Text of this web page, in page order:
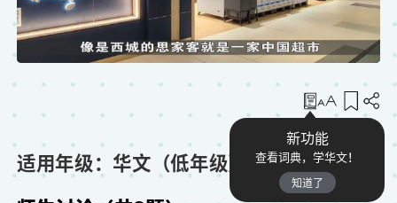
新功能
查看词典，学华文！
知道了
收藏
适用年级：华文（低年级）